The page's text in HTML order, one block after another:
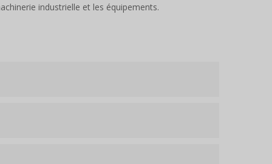
industrielle et les équipements.